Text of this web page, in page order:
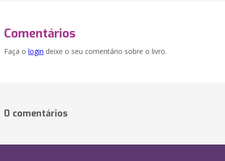
Comentários
Faça o login deixe o seu comentário sobre o livro.
0 comentários